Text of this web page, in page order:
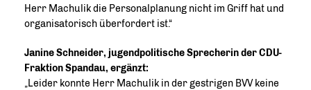
Herr Machulik die Personalplanung nicht im Griff hat und
organisatorisch überfordert ist.“
Janine Schneider, jugendpolitische Sprecherin der CDU-
Fraktion Spandau, ergänzt:
Leider konnte Herr Machulik in der gestrigen BVV keine